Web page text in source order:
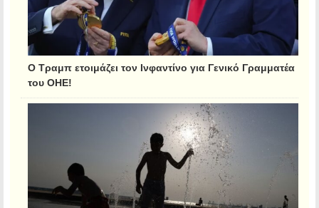
Ο Τραμπ ετοιμάζει τον Ινφαντίνο για Γενικό Γραμματέα
του ΟΗΕ!